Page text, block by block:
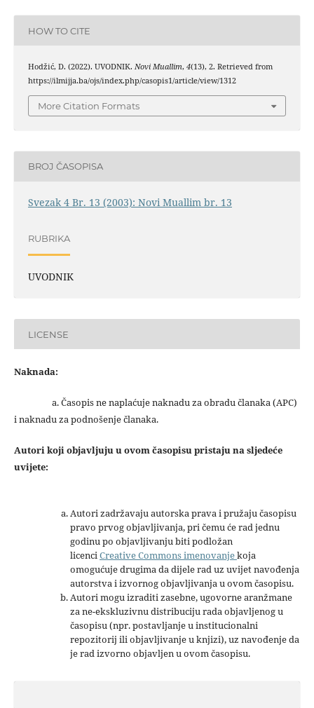
HOW TO CITE
Hodžić, D. (2022). UVODNIK. Novi Muallim, 4(13), 2. Retrieved from
https://ilmijja.ba/ojs/index.php/casopis1/article/view/1312
More Citation Formats
BROJ ČASOPISA
Svezak 4 Br. 13 (2003): Novi Muallim br. 13
RUBRIKA
UVODNIK
LICENSE
Naknada:
a. Časopis ne naplaćuje naknadu za obradu članaka (APC)
i naknadu za podnošenje članaka.
Autori koji objavljuju u ovom časopisu pristaju na sljedeće
uvijete:
Autori zadržavaju autorska prava i pružaju časopisu
pravo prvog objavljivanja, pri čemu će rad jednu
godinu po objavljivanju biti podložan
licenciCreative Commons imenovanjekoja
omogućuje drugima da dijele rad uz uvijet navođenja
autorstva i izvornog objavljivanja u ovom časopisu.
Autori mogu izraditi zasebne, ugovorne aranžmane
za ne-ekskluzivnu distribuciju rada objavljenog u
časopisu (npr. postavljanje u institucionalni
repozitorij ili objavljivanje u knjizi), uz navođenje da
je rad izvorno objavljen u ovom časopisu.